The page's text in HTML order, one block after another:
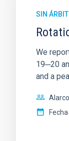
SIN
We
19─20
and a